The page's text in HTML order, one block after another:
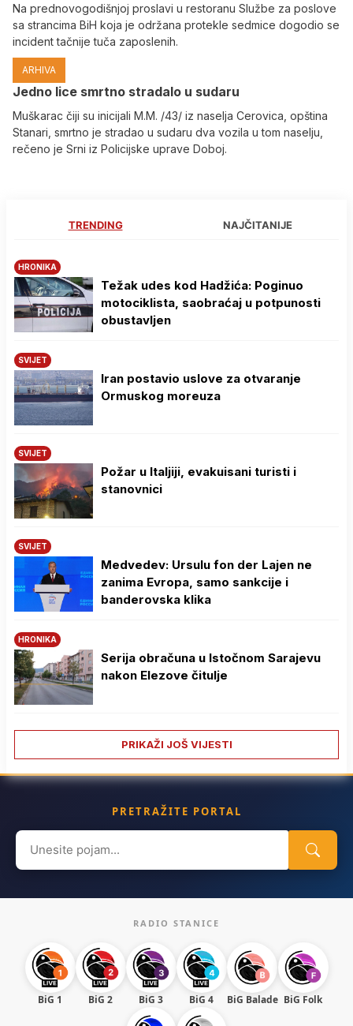
Na prednovogodišnjoj proslavi u restoranu Službe za poslove
sa strancima BiH koja je održana protekle sedmice dogodio se
incident tačnije tuča zaposlenih.
ARHIVA
Јedno lice smrtno stradalo u sudaru
Muškarac čiji su inicijali M.M. /43/ iz naselja Cerovica, opština
Stanari, smrtno je stradao u sudaru dva vozila u tom naselju,
rečeno je Srni iz Policijske uprave Doboj.
TRENDING NAJČITANIJE
HRONIKA
Težak udes kod Hadžića: Poginuo
motociklista, saobraćaj u potpunosti
obustavljen
SVIJET
Iran postavio uslove za otvaranje
Ormuskog moreuza
SVIJET
Požar u Italjiji, evakuisani turisti i
stanovnici
SVIJET
Medvedev: Ursulu fon der Lajen ne
zanima Evropa, samo sankcije i
banderovska klika
HRONIKA
Serija obračuna u Istočnom Sarajevu
nakon Elezove čitulje
PRIKAŽI JOŠ VIJESTI
PRETRAŽITE PORTAL
Search
for:
RADIO STANICE
BiG 1 BiG 2 BiG 3 BiG 4 BiG Balade BiG Folk